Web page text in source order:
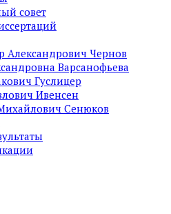
совет
Александрович Чернов
Варсанофьева
Гуслицер
Ивенсен
Сенюков